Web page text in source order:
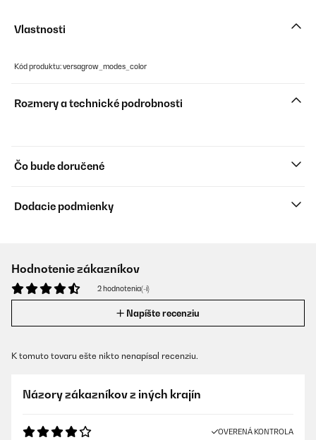
Vlastnosti
Kód produktu: versagrow_modes_color
Rozmery a technické podrobnosti
Čo bude doručené
Dodacie podmienky
Hodnotenie zákazníkov
2 hodnotenia(-í)
Napíšte recenziu
K tomuto tovaru ešte nikto nenapísal recenziu.
Názory zákazníkov z iných krajín
OVERENÁ KONTROLA